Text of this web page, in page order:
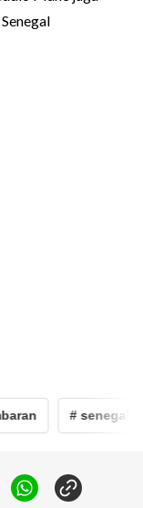
# senegal